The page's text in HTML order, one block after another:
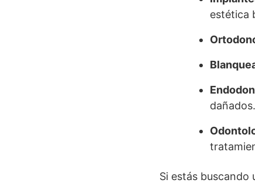
estética
dañados.
Si estás buscando